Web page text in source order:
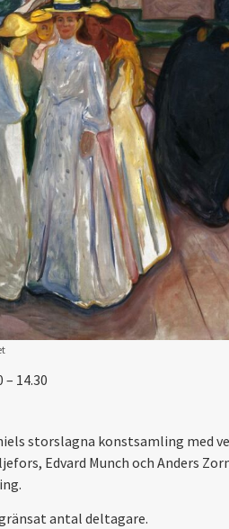
– 14.30
storslagna konstsamling med
Edvard Munch och Anders
antal deltagare.